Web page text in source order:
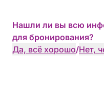
Нашли ли вы всю
для бронирования?
Да, всё хорошо/Нет,